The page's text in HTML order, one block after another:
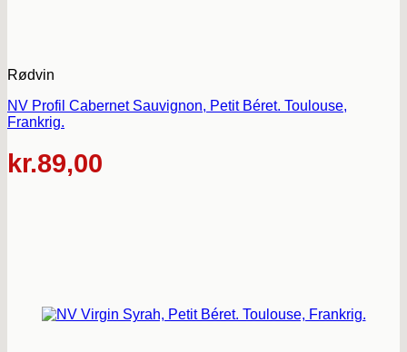
Rødvin
NV Profil Cabernet Sauvignon, Petit Béret. Toulouse,
Frankrig.
kr.89,00